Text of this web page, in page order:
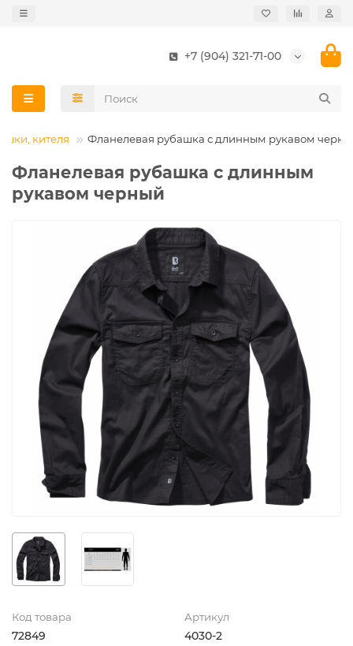
+7 (904) 321-71-00
кителя Фланелевая рубашка с длинным рукавом
Фланелевая рубашка с длинным
рукавом черный
Код товара
72849
Артикул
4030-2